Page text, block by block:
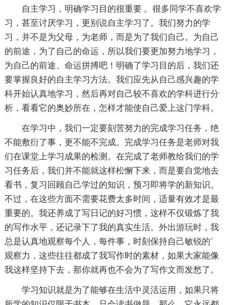
自主学习，明确学习目的很重要 。很多同学不喜欢学
习，甚至讨厌学习，更别说自主学习了。我们努力的学
习，并不是为父母，为老师，而是为了我们自己。为自己
的前途，为了自己的命运，所以我们要更加努力地学习，
为自己的前途、命运拼搏吧！明确了学习目的后，我们还
要掌握良好的自主学习方法。我们应先从自己感兴趣的学
科开始认真地学习，然后再对自己较不喜欢的学科进行分
析，看看它的奥妙所在，怎样才能使自己爱上这门学科。
在学习中，我们一定要刻苦努力的完成学习任务，绝
不能敷衍了事，更不能不完成。完成学习任务是老师对我
们在课堂上学习成果的检测。在完成了老师教给我们的学
习任务后，我们并不能就这样松懈下来，而是要自觉地去
看书，复习回顾自己学过的知识，预习即将学的新知识。
不过，在这些方面不需要花费太多时间，适量有效才是最
重要的。我还养成了写日记的好习惯，这样不仅锻炼了我
的写作水平，还记录下了我的真实生活。外出游玩时，我
总是认真地观察每个人，每件事，时刻保持自己敏锐的`
观察力，这些往往都成了我写作时的素材，如果大家能像
我这样坚持下去，那你就再也不会为了写作文而发愁了。
学习知识就是为了能够在生活中灵活运用，如果只将